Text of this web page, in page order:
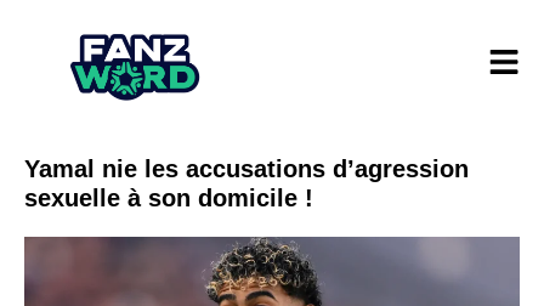
Yamal nie les accusations d’agression
sexuelle à son domicile !